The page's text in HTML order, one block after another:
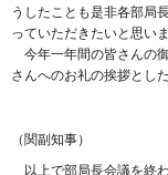
うしたことも是非各部局
っていただきたいと思いま
今年一年間の皆さんの
さんへのお礼の挨拶とし
（関副知事）
以上で部局長会議を終わ